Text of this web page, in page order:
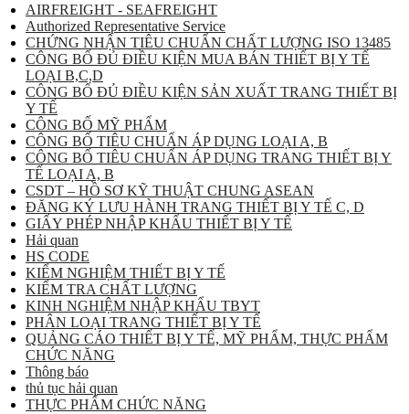
AIRFREIGHT - SEAFREIGHT
Authorized Representative Service
CHỨNG NHẬN TIÊU CHUẨN CHẤT LƯỢNG ISO 13485
CÔNG BỐ ĐỦ ĐIỀU KIỆN MUA BÁN THIẾT BỊ Y TẾ
LOẠI B,C,D
CÔNG BỐ ĐỦ ĐIỀU KIỆN SẢN XUẤT TRANG THIẾT BỊ
Y TẾ
CÔNG BỐ MỸ PHẨM
CÔNG BỐ TIÊU CHUẨN ÁP DỤNG LOẠI A, B
CÔNG BỐ TIÊU CHUẨN ÁP DỤNG TRANG THIẾT BỊ Y
TẾ LOẠI A, B
CSDT – HỒ SƠ KỸ THUẬT CHUNG ASEAN
ĐĂNG KÝ LƯU HÀNH TRANG THIẾT BỊ Y TẾ C, D
GIẤY PHÉP NHẬP KHẨU THIẾT BỊ Y TẾ
Hải quan
HS CODE
KIỂM NGHIỆM THIẾT BỊ Y TẾ
KIỂM TRA CHẤT LƯỢNG
KINH NGHIỆM NHẬP KHẨU TBYT
PHÂN LOẠI TRANG THIẾT BỊ Y TẾ
QUẢNG CÁO THIẾT BỊ Y TẾ, MỸ PHẨM, THỰC PHẨM
CHỨC NĂNG
Thông báo
thủ tục hải quan
THỰC PHẨM CHỨC NĂNG